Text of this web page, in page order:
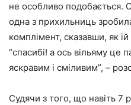
не особливо подобається.
одна з прихильниць
комплімент, сказавши, як
“спасибі! а ось вільяму це
яскравим і сміливим”, –
Судячи з того, що навіть 7